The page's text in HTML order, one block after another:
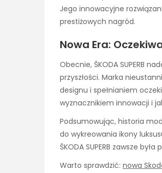
Jego innowacyjne
prestiżowych nagród.
Nowa Era:
Obecnie, ŠKODA SUPERB
przyszłości. Marka
designu i spełnianiem
wyznacznikiem innowacji i
Podsumowując, historia
do wykreowania ikony
ŠKODA SUPERB zawsze
Warto sprawdzić: nowa